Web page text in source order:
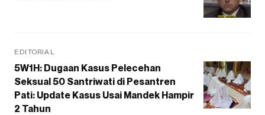
EDITORIAL
5W1H: Dugaan Kasus Pelecehan
Seksual 50 Santriwati di Pesantren
Pati: Update Kasus Usai Mandek Hampir
2 Tahun